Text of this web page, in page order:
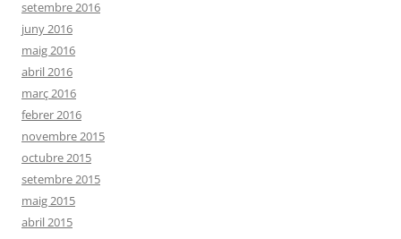
setembre 2016
juny 2016
maig 2016
abril 2016
març 2016
febrer 2016
novembre 2015
octubre 2015
setembre 2015
maig 2015
abril 2015